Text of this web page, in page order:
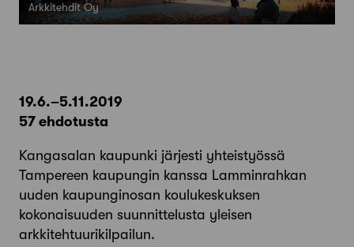
Arkkitehdit Oy
19.6.–5.11.2019
57 ehdotusta
Kangasalan kaupunki järjesti yhteistyössä
Tampereen kaupungin kanssa Lamminrahkan
uuden kaupunginosan koulukeskuksen
kokonaisuuden suunnittelusta yleisen
arkkitehtuurikilpailun.